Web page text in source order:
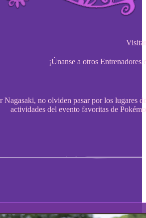
¡Únanse a otros
Nagasaki, no olviden pasar por los lugares
actividades del evento favoritas de